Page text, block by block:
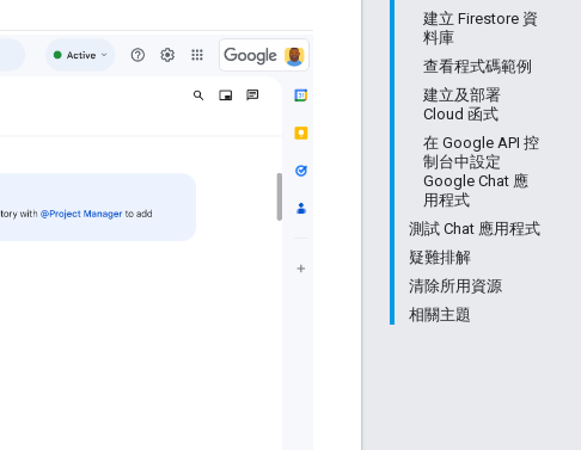
建立 Firestore 資
料庫
查看程式碼範例
建立及部署
Cloud 函式
在 Google API 控
制台中設定
Google Chat 應
用程式
測試 Chat 應用程式
疑難排解
清除所用資源
相關主題